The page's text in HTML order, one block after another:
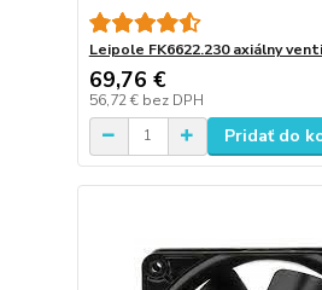
Leipole FK6622.230 axiálny
69,76 €
56,72 € bez DPH
Pridať do